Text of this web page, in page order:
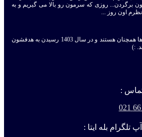
برگردن... روزی که سرمون رو بالا می گیریم و به
نظرم اون روز ...
به امید فردایی بهتر! ربوچیپی ها همچنان هستند و در سال 1403 رسیدن به هدفشون
:)
:
تلگرام بله ایتا :